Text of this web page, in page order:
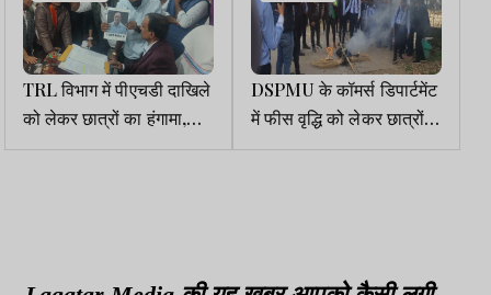
TRL विभाग में पीएचडी दाखिले
को लेकर छात्रों का हंगामा,
घूसखोरी और भेदभाव के आरोप
DSPMU के कॉमर्स डिपार्टमेंट
में फीस वृद्धि को लेकर छात्रों
का हंगामा, तालाबंदी व पुतला